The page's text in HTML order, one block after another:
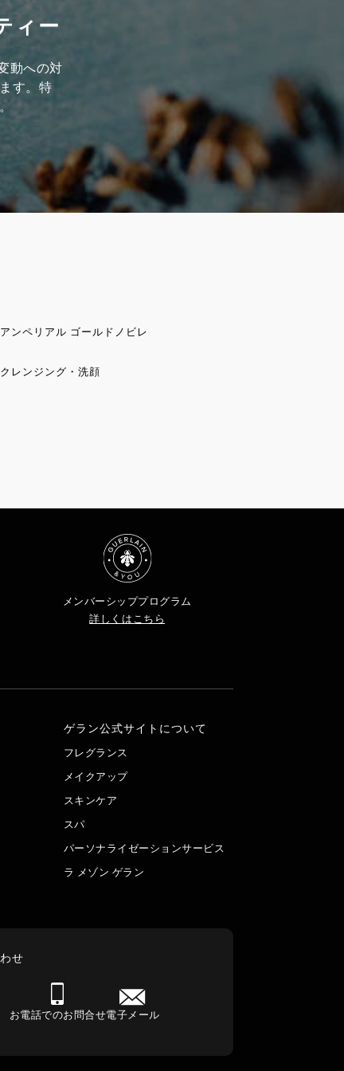
ィー
動への対
す。特
ンペリアル ゴールドノビレ
クレンジング・洗顔
メンバーシッププログラム
詳しくはこちら
ゲラン公式サイトについて
フレグランス
メイクアップ
スキンケア
スパ
パーソナライゼーションサービス
ラ メゾン ゲラン
せ
お電話でのお問合せ電子メール